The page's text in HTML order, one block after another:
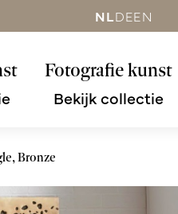
NLDEEN
Fotografie kunst
Bekijk collectie
Bronze